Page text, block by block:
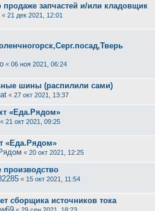
продаже запчастей и/или кладовщик
« 21 дек 2021, 12:01
« 06 ноя 2021, 06:24
шины (распилили сами)
« 27 окт 2021, 13:37
«Еда.Рядом»
« 21 окт 2021, 09:25
«Еда.Рядом»
« 20 окт 2021, 12:25
« 15 окт 2021, 11:54
сборщика источников тока